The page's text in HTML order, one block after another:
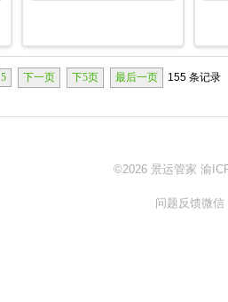
5 下一页 下5页 最后一页 155 条记录
©2026 景运管家 渝
问题反馈微信